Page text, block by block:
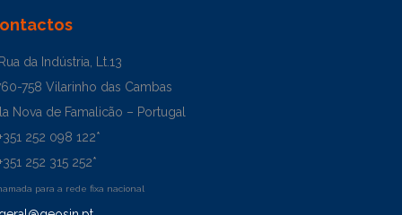
Rua da Indústria, Lt.13
758 Vilarinho das Cambas
Nova de Famalicão – Portugal
252 098 122*
252 315 252*
para a rede fixa nacional